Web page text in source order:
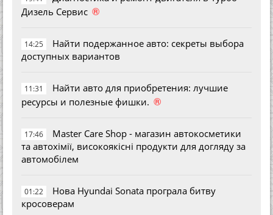
Дизель Сервис ®
14:25
Найти подержанное авто: секреты выбора
доступных вариантов
11:31
Найти авто для приобретения: лучшие
ресурсы и полезные фишки. ®
17:46
Master Care Shop - магазин автокосметики
та автохімії, високоякісні продукти для догляду за
автомобілем
01:22
Нова Hyundai Sonata програла битву
кросоверам